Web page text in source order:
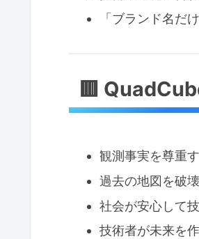
「ブランド名だ
🟥
観測事実を尊重
過去の地図を破
社会が安心して
技術者が未来を